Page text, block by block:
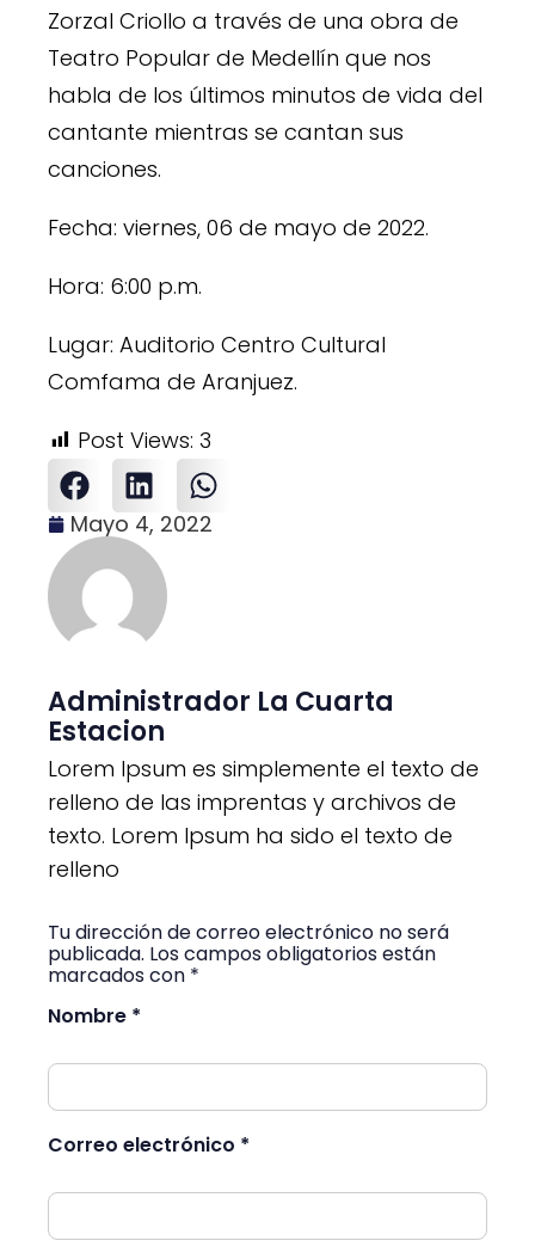
Zorzal Criollo a través de una obra de
Teatro Popular de Medellín que nos
habla de los últimos minutos de vida del
cantante mientras se cantan sus
canciones.
Fecha: viernes, 06 de mayo de 2022.
Hora: 6:00 p.m.
Lugar: Auditorio Centro Cultural
Comfama de Aranjuez.
Post Views: 3
Mayo 4, 2022
Administrador La Cuarta
Estacion
Lorem Ipsum es simplemente el texto de
relleno de las imprentas y archivos de
texto. Lorem Ipsum ha sido el texto de
relleno
Tu dirección de correo electrónico no será
publicada. Los campos obligatorios están
marcados con *
Nombre *
Correo electrónico *